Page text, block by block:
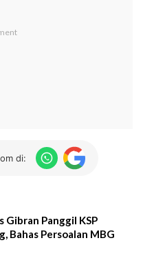
di:
Gibran Panggil KSP
Bahas Persoalan MBG